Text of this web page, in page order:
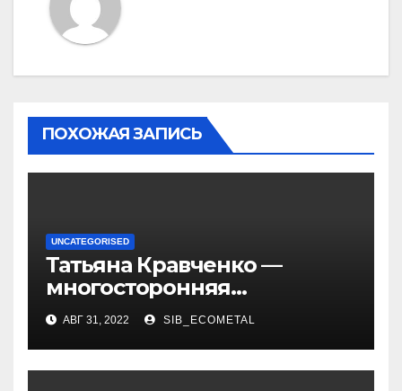
ПОХОЖАЯ ЗАПИСЬ
UNCATEGORISED
Татьяна Кравченко —
многосторонняя
талантливая российская
актриса с богатой
биографией и успешной
карьерой
АВГ 31, 2022 SIB_ECOMETAL